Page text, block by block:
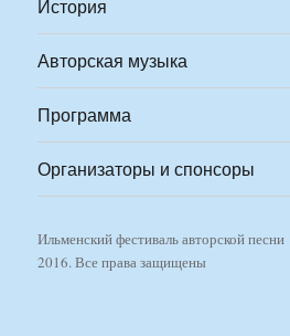
История
Авторская музыка
Программа
Организаторы и спонсоры
Ильменский фестиваль авторской песни
2016. Все права защищены